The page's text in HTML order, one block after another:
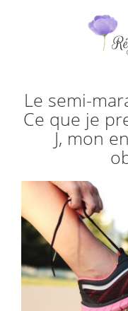
Le semi-
Ce que je
J, mon